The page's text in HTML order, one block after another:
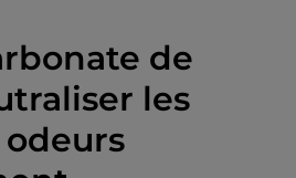
de
les
odeurs